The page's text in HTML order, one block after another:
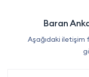
Baran
Aşağıdaki